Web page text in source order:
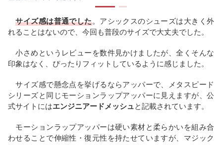
サイズ感は普通でした。アシックスのシューズは大きく外
れることはないので、今回も普段のサイズで大丈夫でした。
小さめというレビューを数件見かけましたが、全くそんな
印象はなく、ぴったりフィットしているように感じました。
サイズ感で懸念点を挙げるならアッパーで、メタスピード
シリーズと同じモーションラップアッパーに見えますが、公
式サイトにはエンジニアードメッシュと記載されています。
モーションラップアッパーは硬い素材と柔らかいを組み合
わせることで伸縮性・復元性を持たせていますが、マジック